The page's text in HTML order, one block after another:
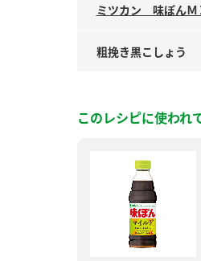
ミツカン 味ぽんＭ
粗挽き黒こしょう
このレシピに使われ